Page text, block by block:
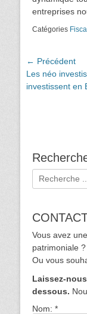
entreprises
Catégories
Navigation
de
l’article
← Précédent
Article
précédent :
Les néo
investissent en
Rechercher :
Vous avez
patrimoniale ?
Ou vous
Laissez-
dessous.
Nom: *